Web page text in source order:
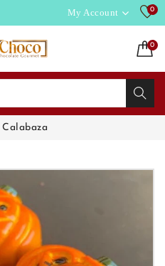
My Account 0
0
Calabaza